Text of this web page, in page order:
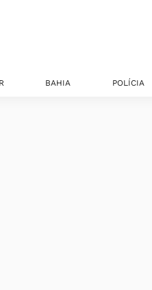
BAHIA POLÍCIA